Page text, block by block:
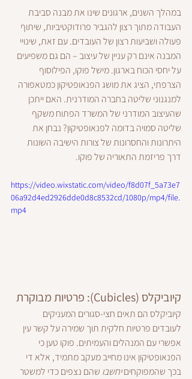
במהלך השנים, ארגונים שינו את מבנה סביבת
העבודה מתוך רצון להגביר פרודוקטיביות, שיתוף
פעולה ושביעות רצון של העובדים. עם זאת, שינויי
המבנה אינם רק עניין של עיצוב – הם גם משפיעים
על יחסי הכוח בארגון. מישל פוקו, הפילוסוף
הצרפתי, הציג את מושג הפנאופטיקון כמטאפורה
למנגנוני שליטה בחברה המודרנית. האם ייתכן
שהעיצוב המודרני של המשרד הפתוח משקף
שליטה סמויה בדומה לפנאופטיקון? נבחן את
היתרונות והחסרונות של צורות הישיבה השונות
דרך פריזמת התאוריה של פוקו.
https://video.wixstatic.com/video/f8d07f_5a73e7
06a92d4ed2926dde0d8c8532cd/1080p/mp4/file.
mp4
קיוביקלס (Cubicles): פרטיות מבוקרת
קיוביקלס הם תאים חצי-סגורים המעניקים
לעובדים פרטיות חלקית תוך שמירה על קשר עין
אפשרי עם המנהלים והעמיתים. פוקו טען כי
הפנאופטיקון אינו מחייב מעקב מתמיד, אלא די
בכך שהמפוקחים יחשבו שהם נצפים כדי למשטר